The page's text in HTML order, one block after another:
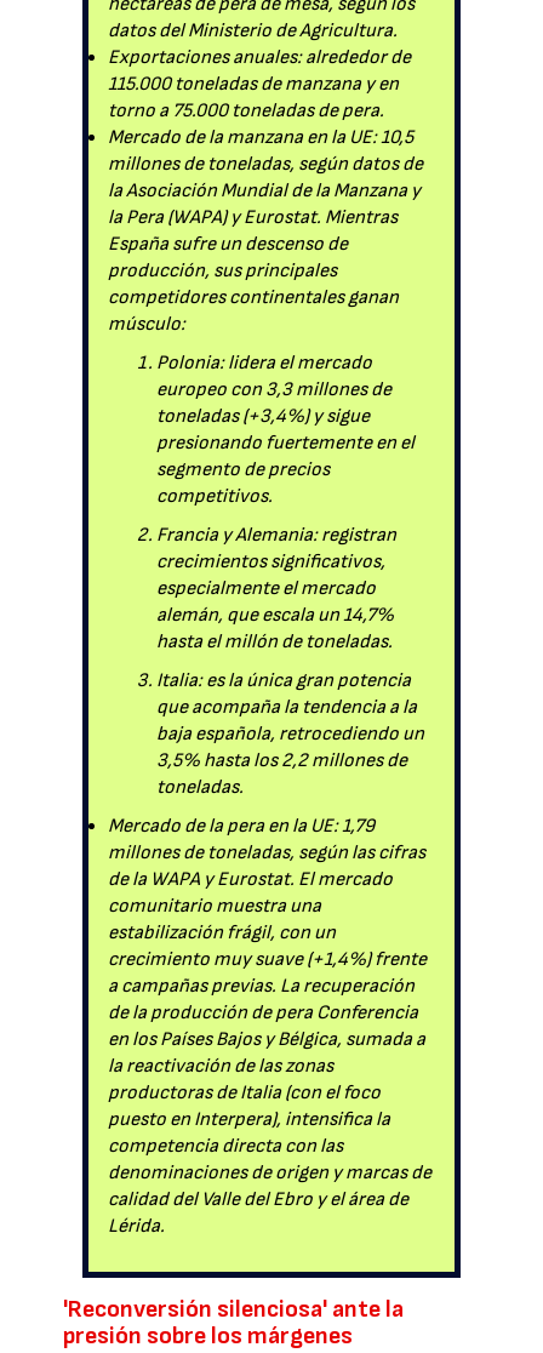
datos del Ministerio de Agricultura.
Exportaciones anuales: alrededor de
115.000 toneladas de manzana y en
torno a 75.000 toneladas de pera.
Mercado de la manzana en la UE: 10,5
millones de toneladas, según datos de
la Asociación Mundial de la Manzana y
la Pera (WAPA) y Eurostat. Mientras
España sufre un descenso de
producción, sus principales
competidores continentales ganan
músculo:
Polonia: lidera el mercado
europeo con 3,3 millones de
toneladas (+3,4%) y sigue
presionando fuertemente en el
segmento de precios
competitivos.
Francia y Alemania: registran
crecimientos significativos,
especialmente el mercado
alemán, que escala un 14,7%
hasta el millón de toneladas.
Italia: es la única gran potencia
que acompaña la tendencia a la
baja española, retrocediendo un
3,5% hasta los 2,2 millones de
toneladas.
Mercado de la pera en la UE: 1,79
millones de toneladas, según las cifras
de la WAPA y Eurostat. El mercado
comunitario muestra una
estabilización frágil, con un
crecimiento muy suave (+1,4%) frente
a campañas previas. La recuperación
de la producción de pera Conferencia
en los Países Bajos y Bélgica, sumada a
la reactivación de las zonas
productoras de Italia (con el foco
puesto en Interpera), intensifica la
competencia directa con las
denominaciones de origen y marcas de
calidad del Valle del Ebro y el área de
Lérida.
'Reconversión silenciosa' ante la
presión sobre los márgenes